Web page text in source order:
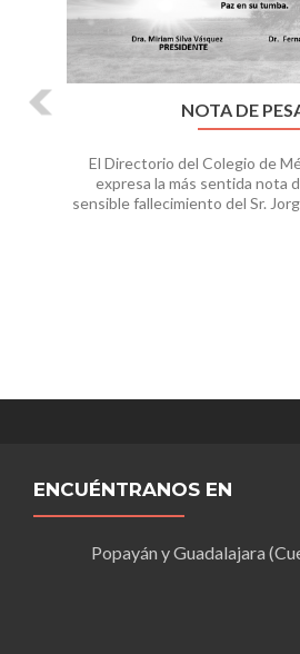
NOTA DE
El Directorio del Colegio de
expresa la más sentida nota
sensible fallecimiento del Sr.
ENCUÉNTRANOS EN
Popayán y Guadalajara